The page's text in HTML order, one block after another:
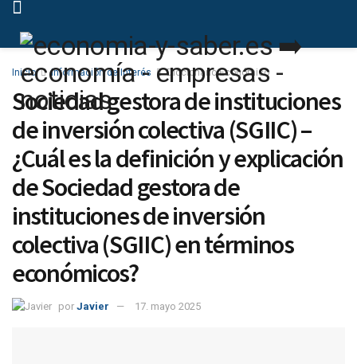
Inicio Información de Interés Diccionario Económico
Sociedad gestora de instituciones
de inversión colectiva (SGIIC) –
¿Cuál es la definición y explicación
de Sociedad gestora de
instituciones de inversión
colectiva (SGIIC) en términos
económicos?
por Javier 17. mayo 2025